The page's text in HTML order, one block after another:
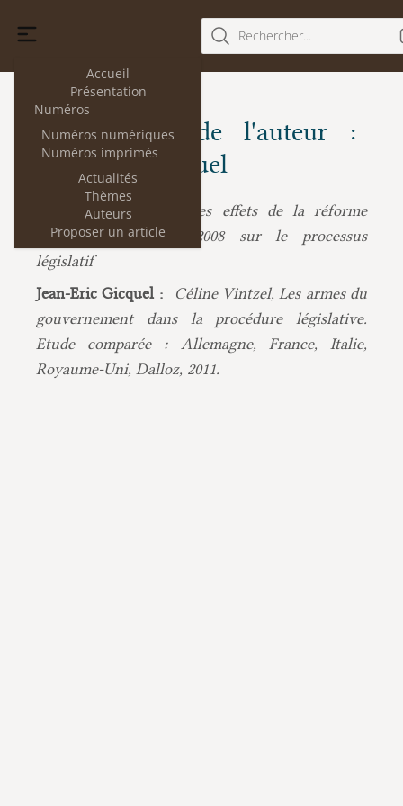
Accueil
Présentation
Numéros
Numéros numériques
Numéros imprimés
Actualités
Thèmes
Auteurs
Proposer un article
Rechercher...
Les articles de l'auteur :
Jean-Eric Gicquel
Jean-Eric Gicquel :
Les effets de la réforme
constitutionnelle de 2008 sur le processus
législatif
Jean-Eric Gicquel :
Céline Vintzel, Les armes du
gouvernement dans la procédure législative.
Etude comparée : Allemagne, France, Italie,
Royaume-Uni, Dalloz, 2011.